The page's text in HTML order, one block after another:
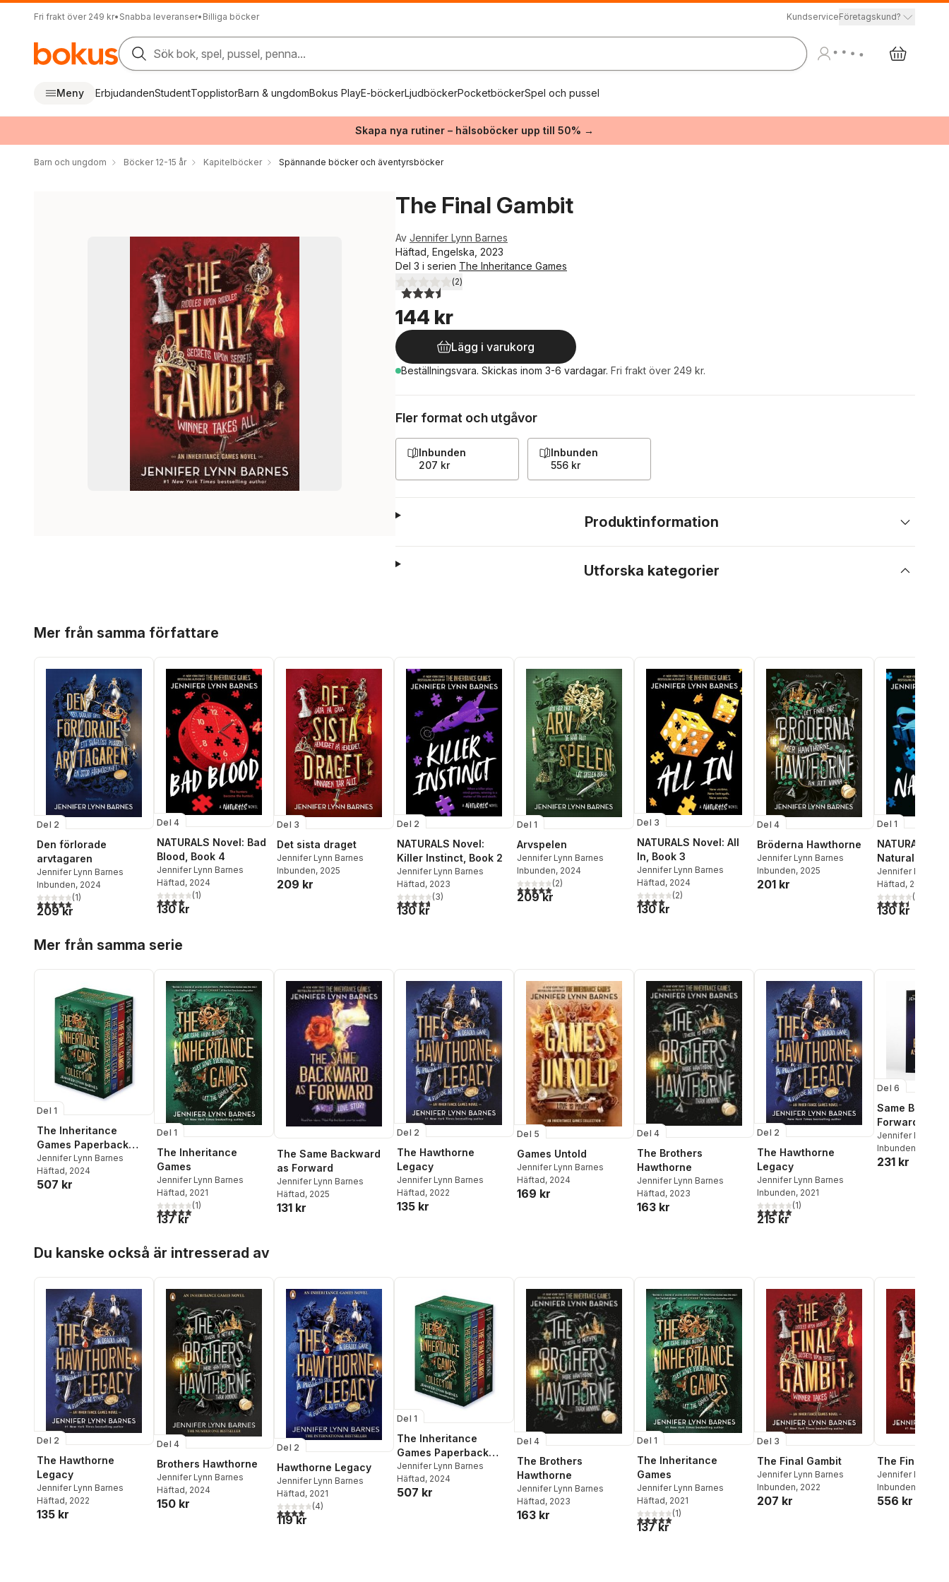
Fri frakt över 249 kr• Snabba leveranser• Billiga böcker KundserviceFöretagskund?
Sök bok, spel, pussel, penna...
Meny ErbjudandenStudentTopplistorBarn & ungdomBokus PlayE-böckerLjudböckerPocketböckerSpel och pussel
Skapa nya rutiner – hälsoböcker upp till 50% →
Barn och ungdom Böcker 12-15 år Kapitelböcker Spännande böcker och äventyrsböcker
The Final Gambit
Av Jennifer Lynn Barnes
Häftad, Engelska, 2023
Del 3 i serien The Inheritance Games
3,5utav 5 stjärnor. Totalt antal röster:
(2)
144 kr
Lägg i varukorg
Beställningsvara. Skickas inom 3-6 vardagar. Fri frakt över 249 kr.
Fler format och utgåvor
Inbunden
207 kr
Inbunden
556 kr
Produktinformation
Utforska kategorier
Mer från samma författare
Del 2
Den förlorade
arvtagaren
Jennifer Lynn Barnes
Inbunden, 2024
5,0utav 5 stjärnor. Totalt antal röster:
(1)
209 kr
Del 4
NATURALS Novel: Bad
Blood, Book 4
Jennifer Lynn Barnes
Häftad, 2024
4,0utav 5 stjärnor. Totalt antal röster:
(1)
130 kr
Del 3
Det sista draget
Jennifer Lynn Barnes
Inbunden, 2025
209 kr
Del 2
NATURALS Novel:
Killer Instinct, Book 2
Jennifer Lynn Barnes
Häftad, 2023
4,7utav 5 stjärnor. Totalt antal röster:
(3)
130 kr
Del 1
Arvspelen
Jennifer Lynn Barnes
Inbunden, 2024
5,0utav 5 stjärnor. Totalt antal röster:
(2)
209 kr
Del 3
NATURALS Novel: All
In, Book 3
Jennifer Lynn Barnes
Häftad, 2024
4,0utav 5 stjärnor. Totalt antal röster:
(2)
130 kr
Del 4
Bröderna Hawthorne
Jennifer Lynn Barnes
Inbunden, 2025
201 kr
Del 1
NATURALS
Naturals,
Jennifer Lynn
Häftad, 2023
4,5utav 5(
130 kr
Mer från samma serie
Del 1
The Inheritance
Games Paperback
Collection
Jennifer Lynn Barnes
Häftad, 2024
507 kr
Del 1
The Inheritance
Games
Jennifer Lynn Barnes
Häftad, 2021
5,0utav 5 stjärnor. Totalt antal röster:
(1)
137 kr
The Same Backward
as Forward
Jennifer Lynn Barnes
Häftad, 2025
131 kr
Del 2
The Hawthorne
Legacy
Jennifer Lynn Barnes
Häftad, 2022
135 kr
Del 5
Games Untold
Jennifer Lynn Barnes
Häftad, 2024
169 kr
Del 4
The Brothers
Hawthorne
Jennifer Lynn Barnes
Häftad, 2023
163 kr
Del 2
The Hawthorne
Legacy
Jennifer Lynn Barnes
Inbunden, 2021
5,0utav 5 stjärnor. Totalt antal röster:
(1)
215 kr
Del 6
Same
Forward
Limited
Jennifer Lynn
Inbunden
231 kr
Du kanske också är intresserad av
Del 2
The Hawthorne
Legacy
Jennifer Lynn Barnes
Häftad, 2022
135 kr
Del 4
Brothers Hawthorne
Jennifer Lynn Barnes
Häftad, 2024
150 kr
Del 2
Hawthorne Legacy
Jennifer Lynn Barnes
Häftad, 2021
4,0utav 5 stjärnor. Totalt antal röster:
(4)
119 kr
Del 1
The Inheritance
Games Paperback
Collection
Jennifer Lynn Barnes
Häftad, 2024
507 kr
Del 4
The Brothers
Hawthorne
Jennifer Lynn Barnes
Häftad, 2023
163 kr
Del 1
The Inheritance
Games
Jennifer Lynn Barnes
Häftad, 2021
5,0utav 5 stjärnor. Totalt antal röster:
(1)
137 kr
Del 3
The Final Gambit
Jennifer Lynn Barnes
Inbunden, 2022
207 kr
The Final
Jennifer Lynn
Inbunden
556 kr